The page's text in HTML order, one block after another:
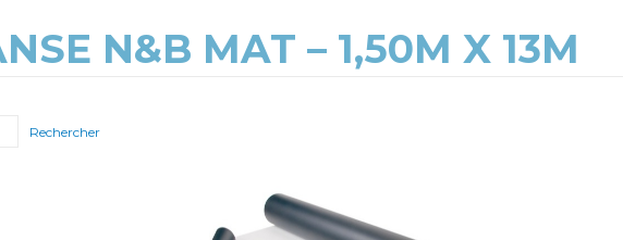
N&B MAT – 1,50M X 13M